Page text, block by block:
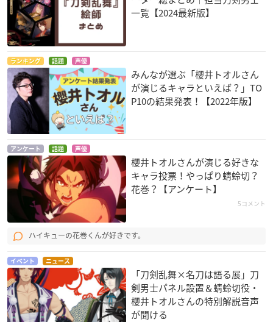
一覧【2024最新版】
ランキング 話題 声優
みんなが選ぶ「櫻井トオルさん
が演じるキャラといえば？」TO
P10の結果発表！【2022年版】
アンケート 話題 声優
櫻井トオルさんが演じる好きな
キャラ投票！やっぱり蜻蛉切？
花巻？【アンケート】
5コメント
ハイキューの花巻くんが好きです。
イベント ニュース
「刀剣乱舞×名刀は語る展」刀
剣男士パネル設置＆蜻蛉切役・
櫻井トオルさんの特別解説音声
が聞ける